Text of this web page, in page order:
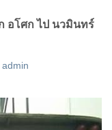
อโศก ไป นวมินทร์
admin